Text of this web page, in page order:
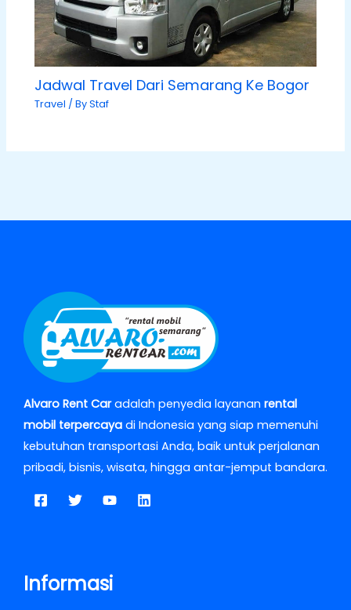
Jadwal Travel Dari Semarang Ke Bogor
Travel / ByStaf
Alvaro Rent Caradalah penyedia layanan rental
mobil terpercaya di Indonesia yang siap memenuhi
kebutuhan transportasi Anda, baik untuk perjalanan
pribadi, bisnis, wisata, hingga antar-jemput bandara.
Informasi